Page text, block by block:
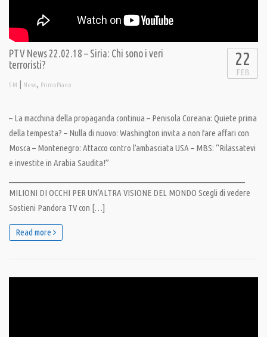
PTV News 22.02.18 – Siria: Chi sono i veri
terroristi?
S M | News, PrimoPiano
22
FEB
– La macchina della propaganda continua – Penisola Coreana: Quiete prima
della tempesta? – Nulla di nuovo: Washington invita a non fare affari con
Mosca – Montenegro: Attacco contro l’ambasciata USA – MBS: “Rilassatevi
e investite in Arabia Saudita!”
MILIONI DI OCCHI PER UN’ALTRA VISIONE DEL MONDO Scegli di vedere
Sostieni Pandora TV con […]
Read more